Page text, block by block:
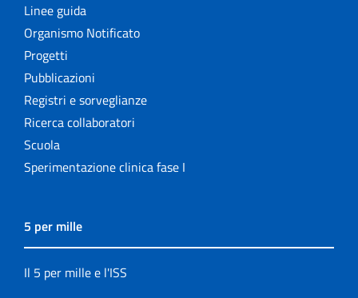
Linee guida
Organismo Notificato
Progetti
Pubblicazioni
Registri e sorveglianze
Ricerca collaboratori
Scuola
Sperimentazione clinica fase I
5 per mille
Il 5 per mille e l'ISS